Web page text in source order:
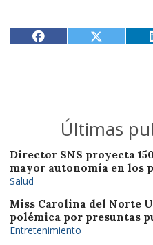
Últimas
Director SNS proyecta
mayor autonomía en los
Salud
Miss Carolina del Norte
polémica por presuntas
Entretenimiento